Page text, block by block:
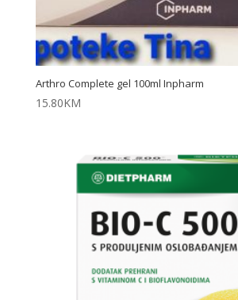
Arthro Complete gel 100ml Inpharm
15.80KM